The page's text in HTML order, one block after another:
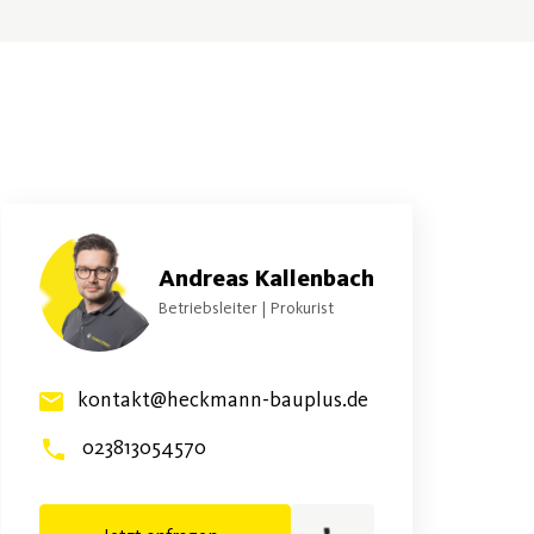
Andreas Kallenbach
Betriebsleiter | Prokurist
kontakt@heckmann-bauplus.de
023813054570